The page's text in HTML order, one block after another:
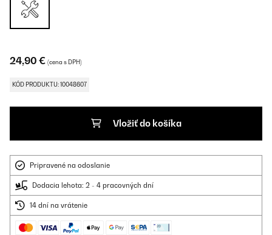
24,90 € (cena s DPH)
KÓD PRODUKTU: 10048607
Vložiť do košíka
Pripravené na odoslanie
Dodacia lehota: 2 - 4 pracovných dní
14 dní na vrátenie